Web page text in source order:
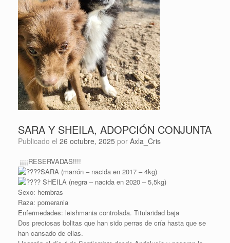
SARA Y SHEILA, ADOPCIÓN CONJUNTA
Publicado el 26 octubre, 2025 por Axla_Cris
¡¡¡¡RESERVADAS!!!!
SARA (marrón – nacida en 2017 – 4kg)
SHEILA (negra – nacida en 2020 – 5,5kg)
Sexo: hembras
Raza: pomerania
Enfermedades: leishmania controlada. Titularidad baja
Dos preciosas bolitas que han sido perras de cría hasta que se
han cansado de ellas.